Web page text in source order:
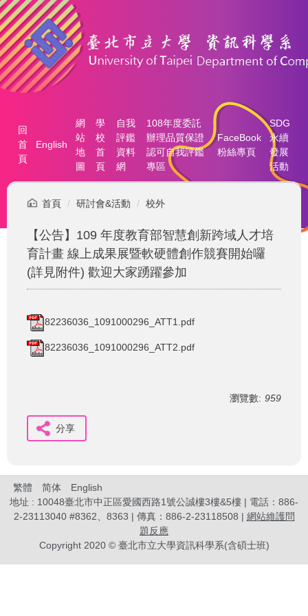
跳
到
主
要
內
容
回
首
頁
English
網
站
地
圖
學
校
首
頁
自我
評鑑
資料
網
108年度委託
辦理品質保證
認可自我評鑑
專區
FaceBook
粉絲專頁
SDG
永續
發展
活動
首頁 研討會&活動 校外
【公告】109 年度教育部智慧創新跨域人才培
育計畫 線上成果展暨軟硬體創作競賽開始囉
(詳見附件) 歡迎大家踴躍參加
82236036_1091000296_ATT1.pdf
82236036_1091000296_ATT2.pdf
瀏覽數: 959
分享
繁體 简体
English
地址 : 10048臺北市中正區愛國西路1號公誠樓3樓&5樓 | 電話：886-
2-23113040 #8362、8363 | 傳真：886-2-23118508 | 網站維護問
題反應
Copyright 2020 © 臺北市立大學資訊科學系(含碩士班)